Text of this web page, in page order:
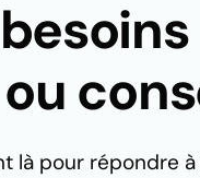
là pour répondre